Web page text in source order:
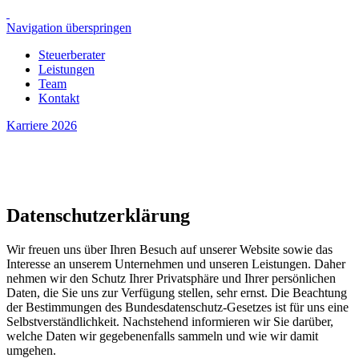
Navigation überspringen
Steuerberater
Leistungen
Team
Kontakt
Karriere 2026
Datenschutzerklärung
Wir freuen uns über Ihren Besuch auf unserer Website sowie das
Interesse an unserem Unternehmen und unseren Leistungen. Daher
nehmen wir den Schutz Ihrer Privatsphäre und Ihrer persönlichen
Daten, die Sie uns zur Verfügung stellen, sehr ernst. Die Beachtung
der Bestimmungen des Bundesdatenschutz-Gesetzes ist für uns eine
Selbstverständlichkeit. Nachstehend informieren wir Sie darüber,
welche Daten wir gegebenenfalls sammeln und wie wir damit
umgehen.